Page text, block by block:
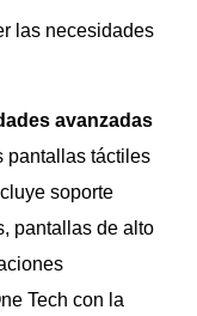
las necesidades
avanzadas
pantallas táctiles
soporte
pantallas de alto
Tech con la